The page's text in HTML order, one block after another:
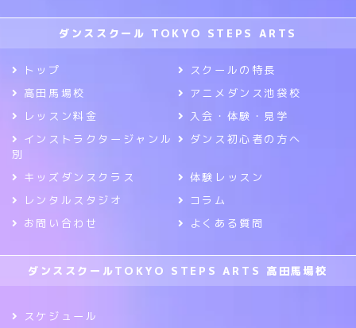
ダンススクール TOKYO STEPS ARTS
トップ
スクールの特長
高田馬場校
アニメダンス池袋校
レッスン料金
入会・体験・見学
インストラクタージャンル
別
ダンス初心者の方へ
キッズダンスクラス
体験レッスン
レンタルスタジオ
コラム
お問い合わせ
よくある質問
ダンススクールTOKYO STEPS ARTS 高田馬場校
スケジュール